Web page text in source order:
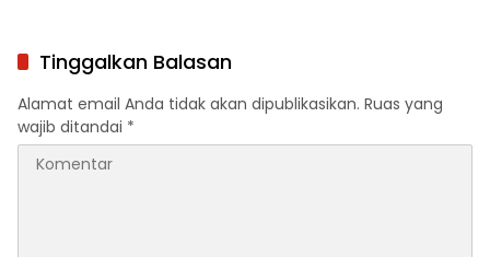
Tinggalkan Balasan
Alamat email Anda tidak akan dipublikasikan. Ruas yang
wajib ditandai *